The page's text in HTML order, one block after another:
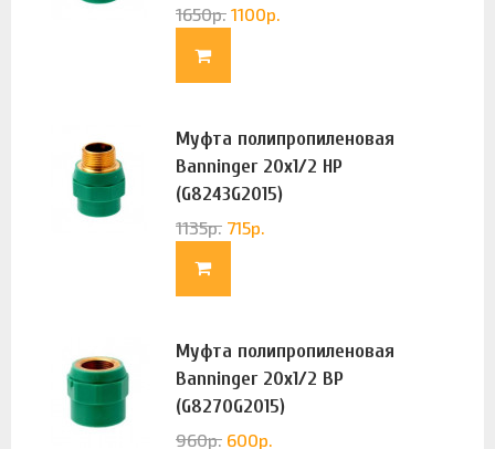
1650р. 1100р.
Муфта полипропиленовая
Banninger 20х1/2 НР
(G8243G2015)
1135р. 715р.
Муфта полипропиленовая
Banninger 20х1/2 ВР
(G8270G2015)
960р. 600р.